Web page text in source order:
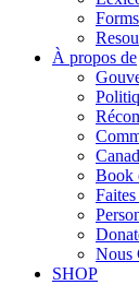
À propos de
Book
Nous
SHOP